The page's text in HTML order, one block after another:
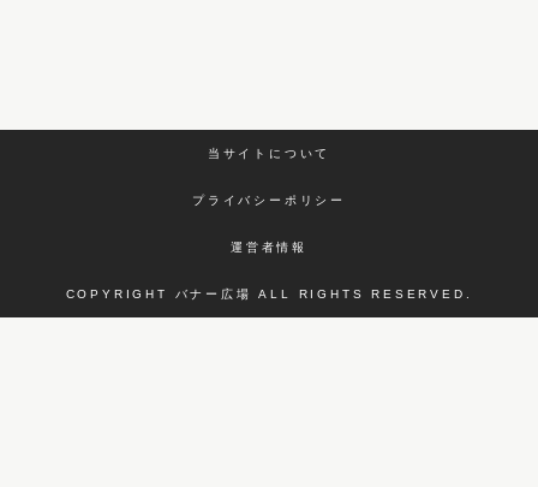
当サイトについて
プライバシーポリシー
運営者情報
COPYRIGHT バナー広場 ALL RIGHTS RESERVED.